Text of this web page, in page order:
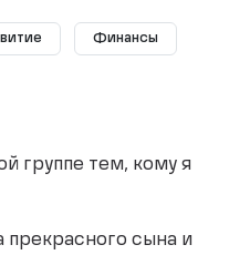
Финансы
группе тем, кому я
сына и